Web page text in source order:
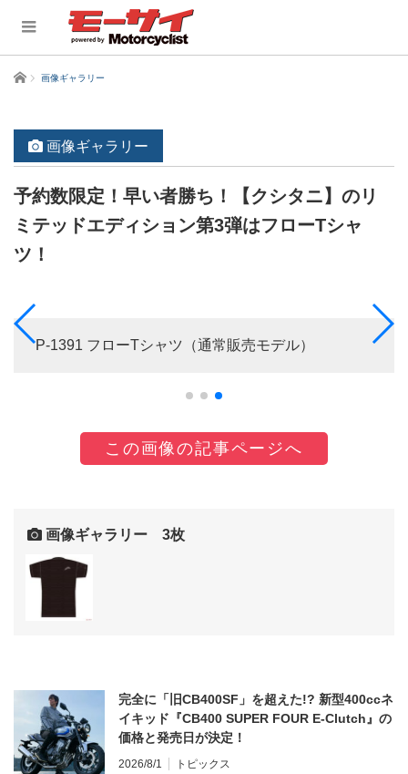
ホーム 画像ギャラリー
画像ギャラリー
予約数限定！早い者勝ち！【クシタニ】のリ
ミテッドエディション第3弾はフローTシャ
ツ！
P-1391 フローTシャツ（通常販売モデル）
この画像の記事ページへ
画像ギャラリー 3枚
完全に「旧CB400SF」を超えた!? 新型400ccネ
イキッド『CB400 SUPER FOUR E-Clutch』の
価格と発売日が決定！
2026/8/1 トピックス